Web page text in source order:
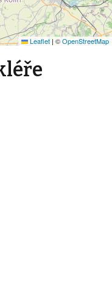
Leaflet | ©OpenStreetMap